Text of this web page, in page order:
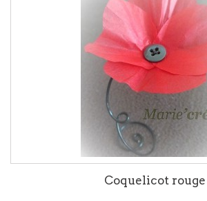
Coquelicot rouge